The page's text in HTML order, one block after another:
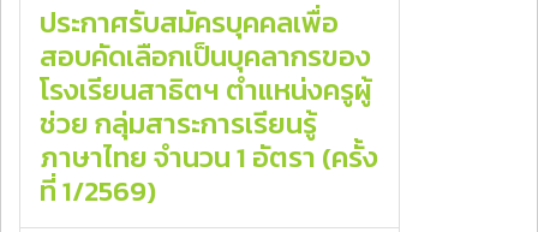
ประกาศรับสมัครบุคคลเพื่อ
สอบคัดเลือกเป็นบุคลากรของ
โรงเรียนสาธิตฯ ตําแหน่งครูผู้
ช่วย กลุ่มสาระการเรียนรู้
ภาษาไทย จํานวน 1 อัตรา (ครั้ง
ที่ 1/2569)